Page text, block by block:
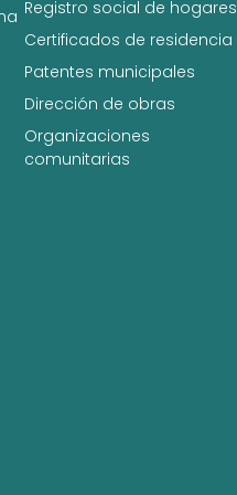
Registro social de hogares
Certificados de residencia
Patentes municipales
Dirección de obras
Organizaciones
comunitarias